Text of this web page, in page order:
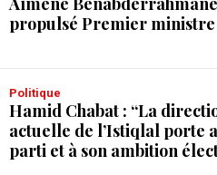
propulsé Premier ministre
Politique
Hamid Chabat : “La
actuelle de l’Istiqlal porte
parti et à son ambition